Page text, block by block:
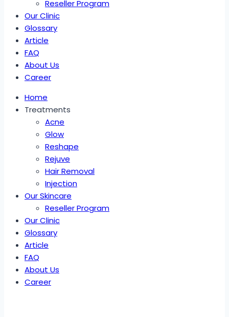
Reseller Program
Our Clinic
Glossary
Article
FAQ
About Us
Career
Home
Treatments
Acne
Glow
Reshape
Rejuve
Hair Removal
Injection
Our Skincare
Reseller Program
Our Clinic
Glossary
Article
FAQ
About Us
Career